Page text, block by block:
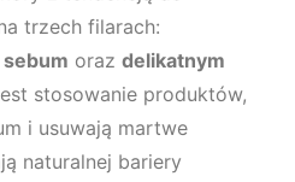
trzech filarach:
oraz delikatnym
stosowanie produktów,
i usuwają martwe
naturalnej bariery